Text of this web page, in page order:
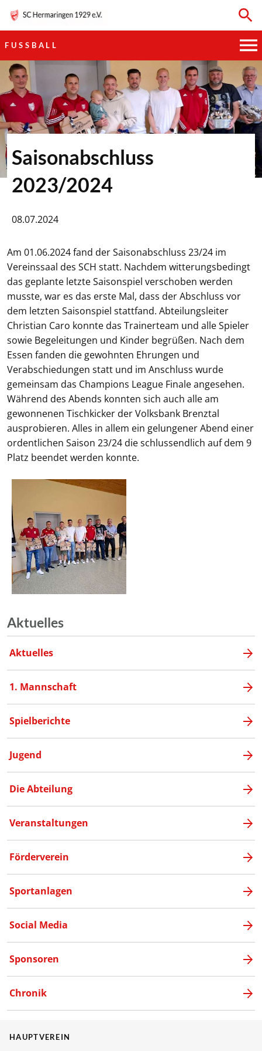
FUSSBALL
HAUPTVEREIN
SPORTKEGELN
FUSSBALL
GYMNASTIK
Saisonabschluss
2023/2024
08.07.2024
Am 01.06.2024 fand der Saisonabschluss 23/24 im
Vereinssaal des SCH statt. Nachdem witterungsbedingt
das geplante letzte Saisonspiel verschoben werden
musste, war es das erste Mal, dass der Abschluss vor
dem letzten Saisonspiel stattfand. Abteilungsleiter
Christian Caro konnte das Trainerteam und alle Spieler
sowie Begeleitungen und Kinder begrüßen. Nach dem
Essen fanden die gewohnten Ehrungen und
Verabschiedungen statt und im Anschluss wurde
gemeinsam das Champions League Finale angesehen.
Während des Abends konnten sich auch alle am
gewonnenen Tischkicker der Volksbank Brenztal
ausprobieren. Alles in allem ein gelungener Abend einer
ordentlichen Saison 23/24 die schlussendlich auf dem 9
Platz beendet werden konnte.
Aktuelles
Aktuelles
1. Mannschaft
Spielberichte
Jugend
Die Abteilung
Veranstaltungen
Förderverein
Sportanlagen
Social Media
Sponsoren
Chronik
HAUPTVEREIN